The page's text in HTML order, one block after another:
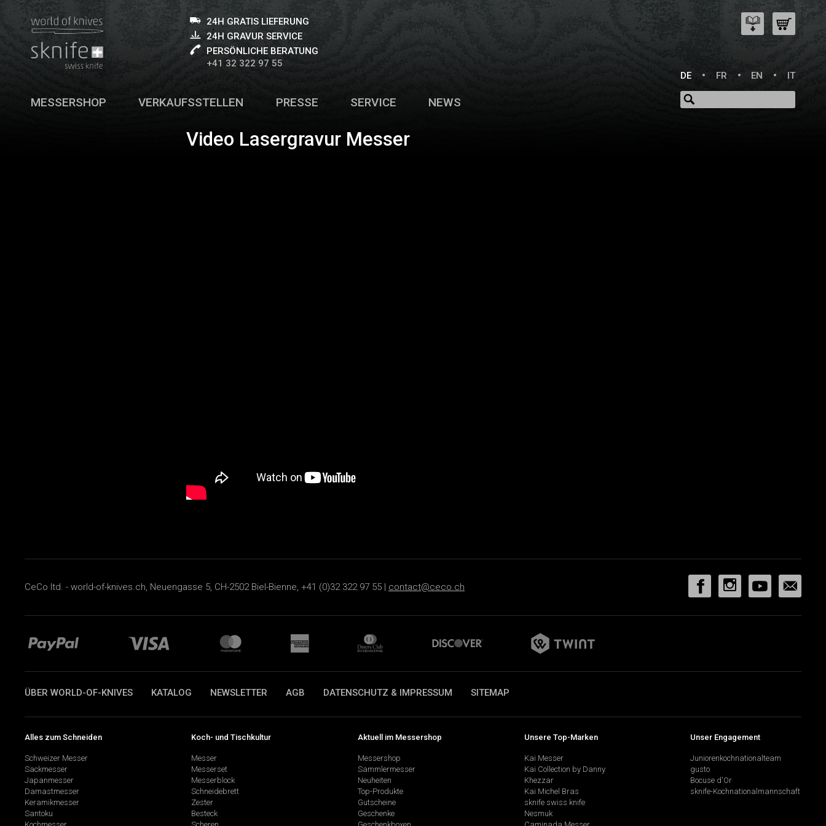
24H GRATIS LIEFERUNG
24H GRAVUR SERVICE
PERSÖNLICHE BERATUNG
+41 32 322 97 55
DE
FR EN IT
MESSERSHOP VERKAUFSSTELLEN PRESSE SERVICE NEWS
Video Lasergravur Messer
CeCo ltd. - world-of-knives.ch, Neuengasse 5, CH-2502 Biel-Bienne, +41 (0)32 322 97 55 | contact@ceco.ch
ÜBER WORLD-OF-KNIVES KATALOG NEWSLETTER AGB DATENSCHUTZ & IMPRESSUM SITEMAP
Alles zum Schneiden
Schweizer Messer
Sackmesser
Japanmesser
Damastmesser
Keramikmesser
Santoku
Koch- und Tischkultur
Messer
Messerset
Messerblock
Schneidebrett
Zester
Besteck
Aktuell im Messershop
Messershop
Sammlermesser
Neuheiten
Top-Produkte
Gutscheine
Geschenke
Unsere Top-Marken
Kai Messer
Kai Collection by Danny
Khezzar
Kai Michel Bras
sknife swiss knife
Nesmuk
Unser Engagement
Juniorenkochnationalteam
gusto
Bocuse d'Or
sknife-Kochnationalmannschaft